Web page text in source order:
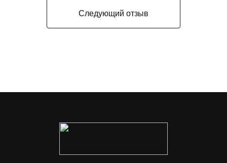
Следующий отзыв